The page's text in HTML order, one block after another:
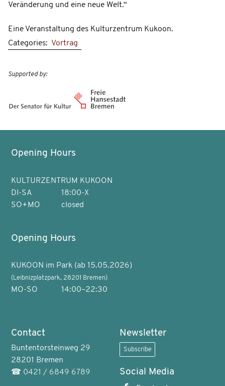
Veränderung und eine neue Welt.“
Eine Veranstaltung des Kulturzentrum Kukoon.
Categories: Vortrag
Supported by:
Opening Hours
KULTURZENTRUM KUKOON
DI-SA
18:00-X
SO+MO
closed
Opening Hours
KUKOON im Park (ab 15.05.2026)
(Leibnizplatzpark, 28201 Bremen)
MO-SO 14:00–22:30
Contact
Buntentorsteinweg 29
28201 Bremen
☎ 0421 / 6849 6789
Newsletter
Subscribe
Social Media